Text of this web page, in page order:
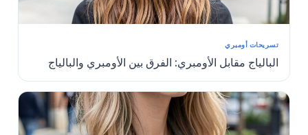
تسريحات أومبري
البالياج مقابل الأومبري: الفرق بين الأومبري والبالياج